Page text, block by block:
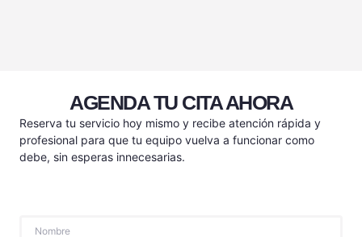
AGENDA TU CITA AHORA
Reserva tu servicio hoy mismo y recibe atención rápida y
profesional para que tu equipo vuelva a funcionar como
debe, sin esperas innecesarias.